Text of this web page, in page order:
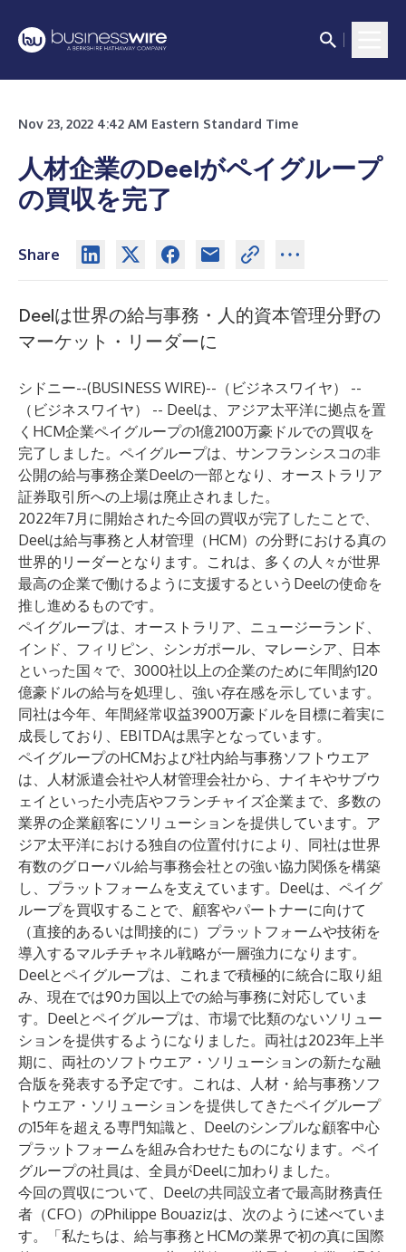
Nov 23, 2022 4:42 AM Eastern Standard Time
人材企業のDeelがペイグループ
の買収を完了
Share
Deelは世界の給与事務・人的資本管理分野の
マーケット・リーダーに
シドニー--(BUSINESS WIRE)-- （ビジネスワイヤ） --
（ビジネスワイヤ） -- Deelは、アジア太平洋に拠点を置
くHCM企業ペイグループの1億2100万豪ドルでの買収を
完了しました。ペイグループは、サンフランシスコの非
公開の給与事務企業Deelの一部となり、オーストラリア
証券取引所への上場は廃止されました。
2022年7月に開始された今回の買収が完了したことで、
Deelは給与事務と人材管理（HCM）の分野における真の
世界的リーダーとなります。これは、多くの人々が世界
最高の企業で働けるように支援するというDeelの使命を
推し進めるものです。
ペイグループは、オーストラリア、ニュージーランド、
インド、フィリピン、シンガポール、マレーシア、日本
といった国々で、3000社以上の企業のために年間約120
億豪ドルの給与を処理し、強い存在感を示しています。
同社は今年、年間経常収益3900万豪ドルを目標に着実に
成長しており、EBITDAは黒字となっています。
ペイグループのHCMおよび社内給与事務ソフトウエア
は、人材派遣会社や人材管理会社から、ナイキやサブウ
ェイといった小売店やフランチャイズ企業まで、多数の
業界の企業顧客にソリューションを提供しています。ア
ジア太平洋における独自の位置付けにより、同社は世界
有数のグローバル給与事務会社との強い協力関係を構築
し、プラットフォームを支えています。Deelは、ペイグ
ループを買収することで、顧客やパートナーに向けて
（直接的あるいは間接的に）プラットフォームや技術を
導入するマルチチャネル戦略が一層強力になります。
Deelとペイグループは、これまで積極的に統合に取り組
み、現在では90カ国以上での給与事務に対応していま
す。Deelとペイグループは、市場で比類のないソリュー
ションを提供するようになりました。両社は2023年上半
期に、両社のソフトウエア・ソリューションの新たな融
合版を発表する予定です。これは、人材・給与事務ソフ
トウエア・ソリューションを提供してきたペイグループ
の15年を超える専門知識と、Deelのシンプルな顧客中心
プラットフォームを組み合わせたものになります。ペイ
グループの社員は、全員がDeelに加わりました。
今回の買収について、Deelの共同設立者で最高財務責任
者（CFO）のPhilippe Bouazizは、次のように述べていま
す。「私たちは、給与事務とHCMの業界で初の真に国際